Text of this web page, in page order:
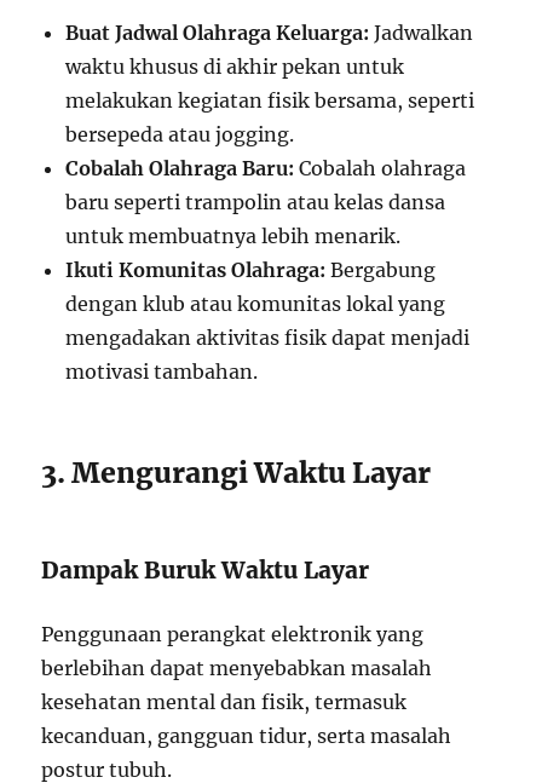
Buat Jadwal Olahraga Keluarga: Jadwalkan
waktu khusus di akhir pekan untuk
melakukan kegiatan fisik bersama, seperti
bersepeda atau jogging.
Cobalah Olahraga Baru: Cobalah olahraga
baru seperti trampolin atau kelas dansa
untuk membuatnya lebih menarik.
Ikuti Komunitas Olahraga: Bergabung
dengan klub atau komunitas lokal yang
mengadakan aktivitas fisik dapat menjadi
motivasi tambahan.
3. Mengurangi Waktu Layar
Dampak Buruk Waktu Layar
Penggunaan perangkat elektronik yang
berlebihan dapat menyebabkan masalah
kesehatan mental dan fisik, termasuk
kecanduan, gangguan tidur, serta masalah
postur tubuh.